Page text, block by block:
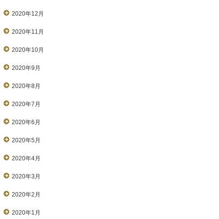
2020年12月
2020年11月
2020年10月
2020年9月
2020年8月
2020年7月
2020年6月
2020年5月
2020年4月
2020年3月
2020年2月
2020年1月